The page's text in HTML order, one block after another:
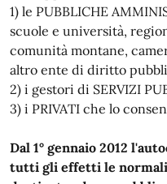
1) le PUBBLICHE
scuole e università,
comunità montane,
altro ente di diritto
2) i gestori di SERVIZI
3) i PRIVATI che lo
Dal 1° gennaio 2012
tutti gli effetti le